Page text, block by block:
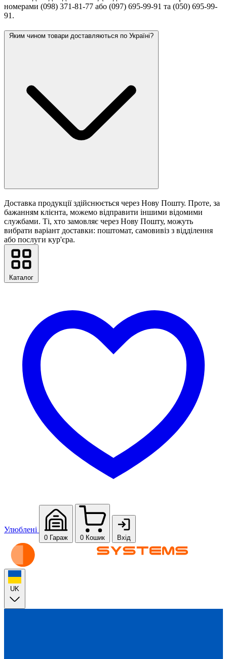
номерами (098) 371-81-77 або (097) 695-99-91 та (050) 695-99-
91.
Яким чином товари доставляються по Україні?
Доставка продукції здійснюється через Нову Пошту. Проте, за
бажанням клієнта, можемо відправити іншими відомими
службами. Ті, хто замовляє через Нову Пошту, можуть
вибрати варіант доставки: поштомат, самовивіз з відділення
або послуги кур'єра.
Каталог
Улюблені
0 Гараж 0 Кошик Вхід